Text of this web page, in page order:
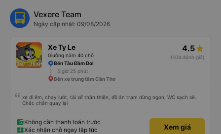
Vexere Team
Ngày cập nhật: 09/08/2026
Xe Ty Le
Giường nằm 40 chỗ
4.5
(104 đánh giá)
Bến Tàu Đầm Dơi
5 giờ 25 phút
Bến xe trung tâm Cần Thơ
xe đi êm, chạy lướt, tài xế thân thiện, đồ ăn trạm dừng ngon, WC sạch sẽ.
Chắc chắn quay lại
Không cần thanh toán trước
Xác nhận chỗ ngay lập tức
Xem giá